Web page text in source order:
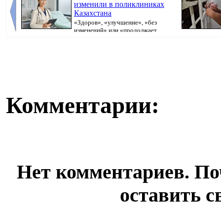
изменили в поликлиниках
Казахстана
«Здоров», «улучшение», «без
изменений» или «продолжает
Комментарии:
Нет комментариев.
оставить